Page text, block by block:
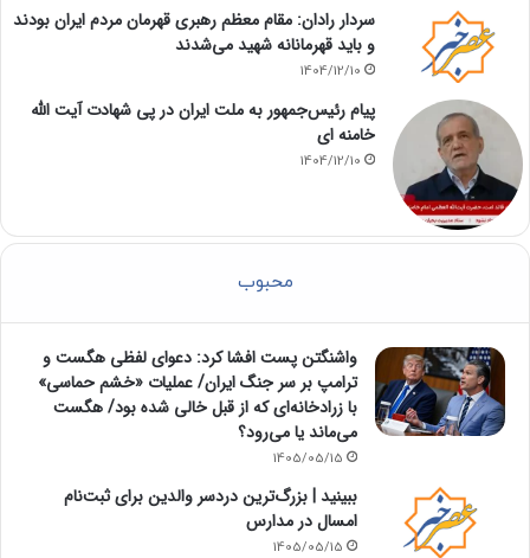
سردار رادان: مقام معظم رهبری قهرمان مردم ایران بودند
و باید قهرمانانه شهید می‌شدند
1404/12/10
پیام رئیس‌جمهور به ملت ایران در پی شهادت آیت الله
خامنه ای
1404/12/10
محبوب
واشنگتن پست افشا کرد: دعوای لفظی هگست و
ترامپ بر سر جنگ ایران/ عملیات «خشم حماسی»
با زرادخانه‌ای که از قبل خالی شده بود/ هگست
می‌ماند یا می‌رود؟
1405/05/15
ببینید | بزرگ‌ترین دردسر والدین برای ثبت‌نام
امسال در مدارس
1405/05/15